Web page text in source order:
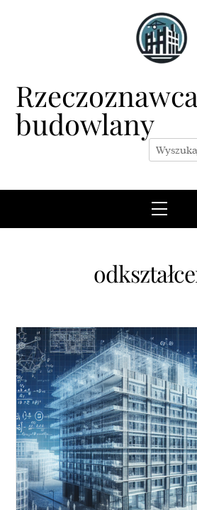
budowlany
Menu